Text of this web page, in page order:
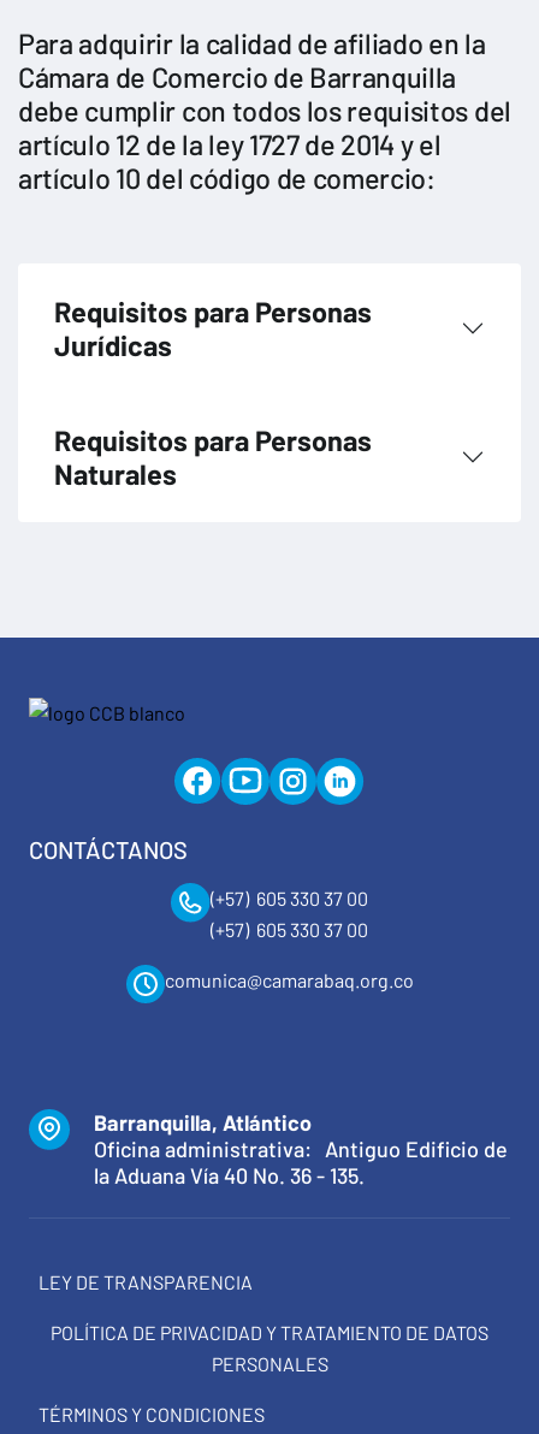
Para adquirir la calidad de afiliado en la
Cámara de Comercio de Barranquilla
debe cumplir con todos los requisitos del
artículo 12 de la ley 1727 de 2014 y el
artículo 10 del código de comercio:
Requisitos para Personas
Jurídicas
Requisitos para Personas
Naturales
CONTÁCTANOS
(+57) 605 330 37 00
(+57) 605 330 37 00
comunica@camarabaq.org.co
Barranquilla, Atlántico
Oficina administrativa: Antiguo Edificio de
la Aduana Vía 40 No. 36 - 135.
LEY DE TRANSPARENCIA
POLÍTICA DE PRIVACIDAD Y TRATAMIENTO DE DATOS
PERSONALES
TÉRMINOS Y CONDICIONES